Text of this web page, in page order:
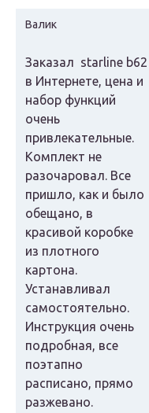
Валик
Заказал starline b62
в Интернете, цена и
набор функций
очень
привлекательные.
Комплект не
разочаровал. Все
пришло, как и было
обещано, в
красивой коробке
из плотного
картона.
Устанавливал
самостоятельно.
Инструкция очень
подробная, все
поэтапно
расписано, прямо
разжевано.